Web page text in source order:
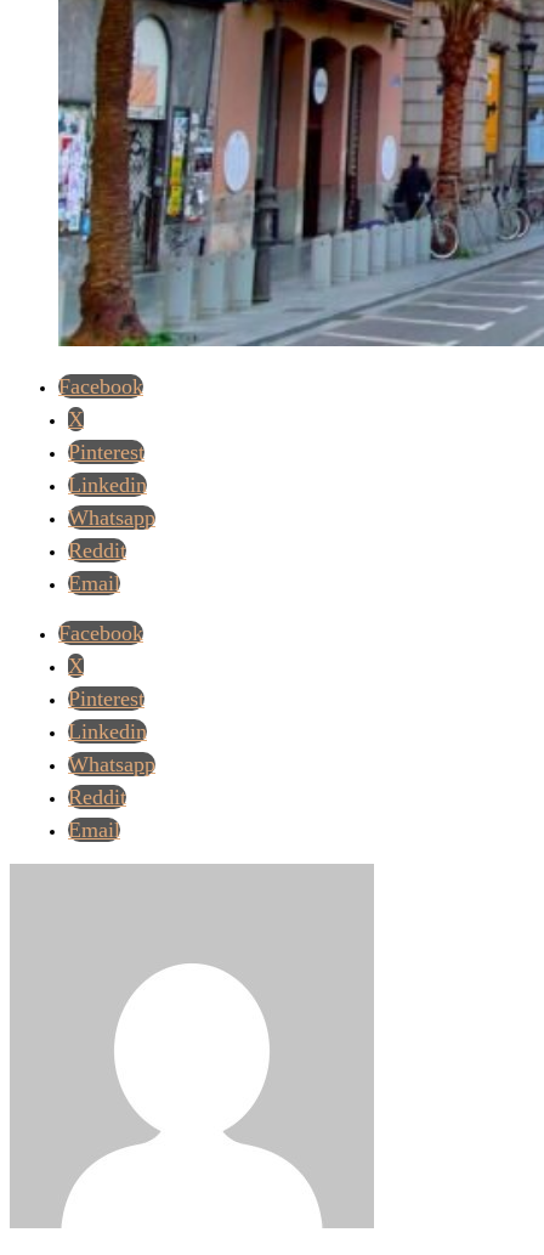
Facebook
X
Pinterest
Linkedin
Whatsapp
Reddit
Email
Facebook
X
Pinterest
Linkedin
Whatsapp
Reddit
Email